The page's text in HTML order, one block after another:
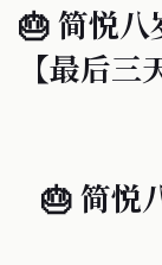
🎂 简悦八
【最后
🎂 简悦